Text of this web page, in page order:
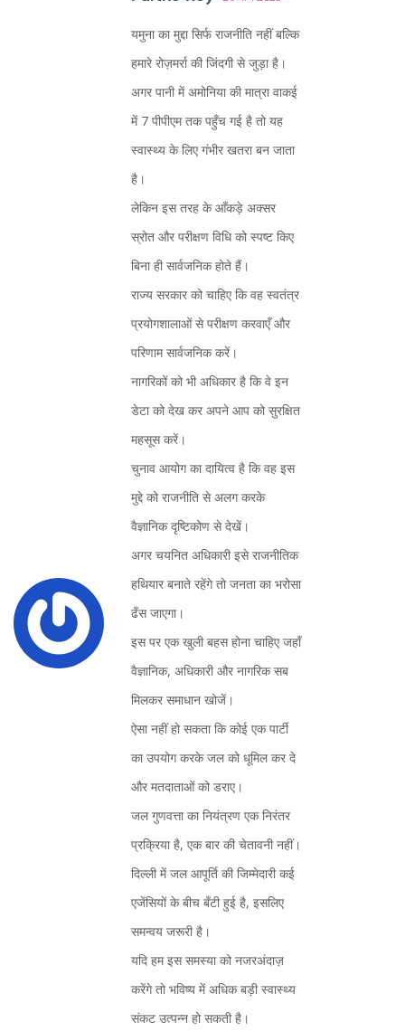
यमुना का मुद्दा सिर्फ राजनीति नहीं बल्कि
हमारे रोज़मर्रा की जिंदगी से जुड़ा है।
अगर पानी में अमोनिया की मात्रा वाकई
में 7 पीपीएम तक पहुँच गई है तो यह
स्वास्थ्य के लिए गंभीर खतरा बन जाता
है।
लेकिन इस तरह के आँकड़े अक्सर
स्रोत और परीक्षण विधि को स्पष्ट किए
बिना ही सार्वजनिक होते हैं।
राज्य सरकार को चाहिए कि वह स्वतंत्र
प्रयोगशालाओं से परीक्षण करवाएँ और
परिणाम सार्वजनिक करें।
नागरिकों को भी अधिकार है कि वे इन
डेटा को देख कर अपने आप को सुरक्षित
महसूस करें।
चुनाव आयोग का दायित्व है कि वह इस
मुद्दे को राजनीति से अलग करके
वैज्ञानिक दृष्टिकोण से देखें।
अगर चयनित अधिकारी इसे राजनीतिक
हथियार बनाते रहेंगे तो जनता का भरोसा
ढँस जाएगा।
इस पर एक खुली बहस होना चाहिए जहाँ
वैज्ञानिक, अधिकारी और नागरिक सब
मिलकर समाधान खोजें।
ऐसा नहीं हो सकता कि कोई एक पार्टी
का उपयोग करके जल को धूमिल कर दे
और मतदाताओं को डराए।
जल गुणवत्ता का नियंत्रण एक निरंतर
प्रक्रिया है, एक बार की चेतावनी नहीं।
दिल्ली में जल आपूर्ति की जिम्मेदारी कई
एजेंसियों के बीच बँटी हुई है, इसलिए
समन्वय जरूरी है।
यदि हम इस समस्या को नजरअंदाज़
करेंगे तो भविष्य में अधिक बड़ी स्वास्थ्य
संकट उत्पन्न हो सकती है।